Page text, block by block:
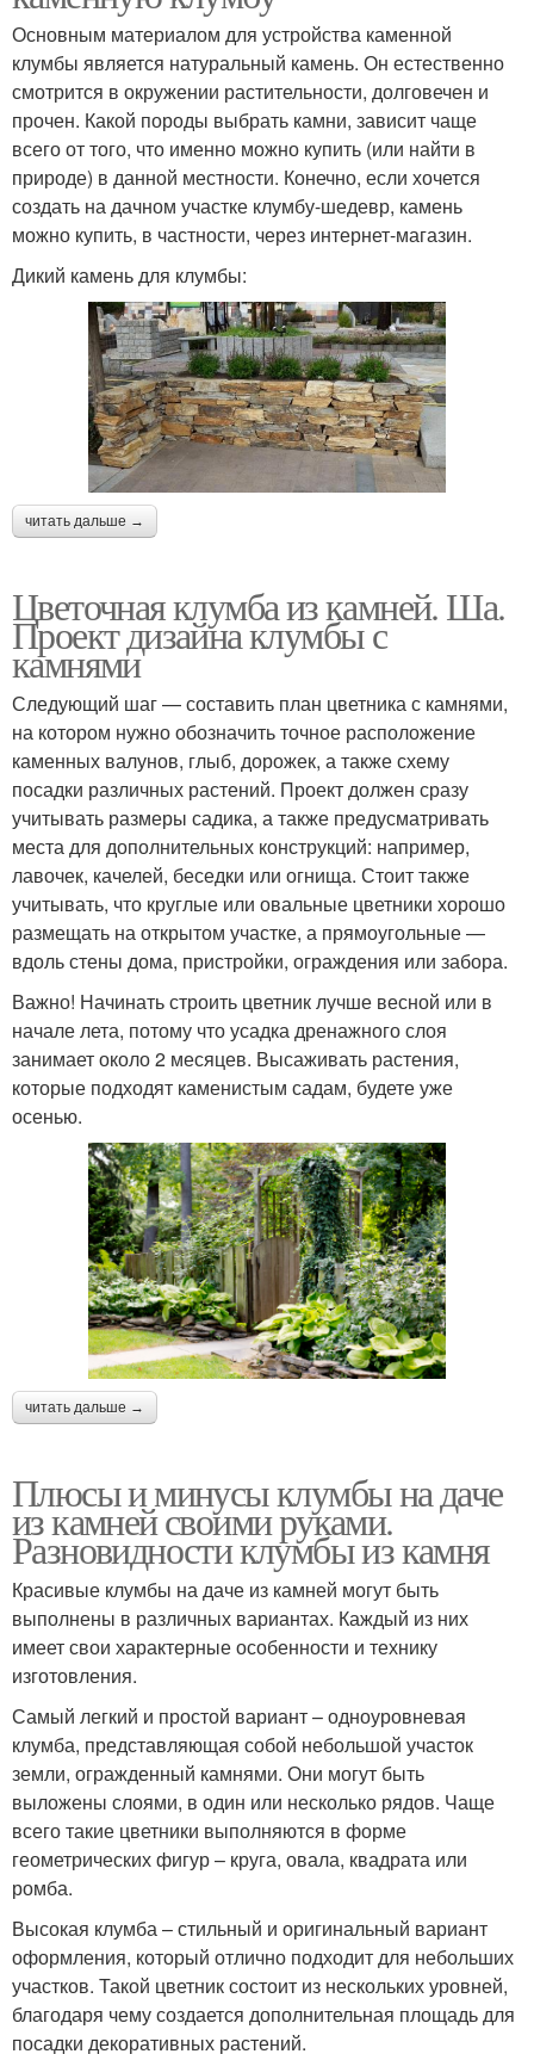
Основным материалом для устройства каменной
клумбы является натуральный камень. Он естественно
смотрится в окружении растительности, долговечен и
прочен. Какой породы выбрать камни, зависит чаще
всего от того, что именно можно купить (или найти в
природе) в данной местности. Конечно, если хочется
создать на дачном участке клумбу-шедевр, камень
можно купить, в частности, через интернет-магазин.
Дикий камень для клумбы:
читать дальше →
Цветочная клумба из камней. Ша.
Проект дизайна клумбы с
камнями
Следующий шаг — составить план цветника с камнями,
на котором нужно обозначить точное расположение
каменных валунов, глыб, дорожек, а также схему
посадки различных растений. Проект должен сразу
учитывать размеры садика, а также предусматривать
места для дополнительных конструкций: например,
лавочек, качелей, беседки или огнища. Стоит также
учитывать, что круглые или овальные цветники хорошо
размещать на открытом участке, а прямоугольные —
вдоль стены дома, пристройки, ограждения или забора.
Важно! Начинать строить цветник лучше весной или в
начале лета, потому что усадка дренажного слоя
занимает около 2 месяцев. Высаживать растения,
которые подходят каменистым садам, будете уже
осенью.
читать дальше →
Плюсы и минусы клумбы на даче
из камней своими руками.
Разновидности клумбы из камня
Красивые клумбы на даче из камней могут быть
выполнены в различных вариантах. Каждый из них
имеет свои характерные особенности и технику
изготовления.
Самый легкий и простой вариант – одноуровневая
клумба, представляющая собой небольшой участок
земли, огражденный камнями. Они могут быть
выложены слоями, в один или несколько рядов. Чаще
всего такие цветники выполняются в форме
геометрических фигур – круга, овала, квадрата или
ромба.
Высокая клумба – стильный и оригинальный вариант
оформления, который отлично подходит для небольших
участков. Такой цветник состоит из нескольких уровней,
благодаря чему создается дополнительная площадь для
посадки декоративных растений.